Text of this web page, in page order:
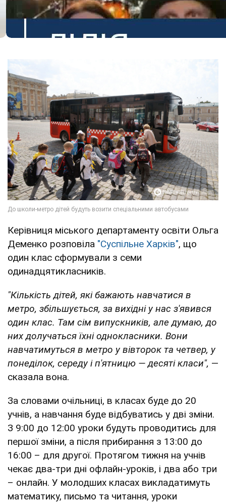
Керівниця міського департаменту освіти Ольга
Деменко розповіла "Суспільне Харків", що
один клас сформували з семи
одинадцятикласників.
"Кількість дітей, які бажають навчатися в
метро, збільшується, за вихідні у нас з'явився
один клас. Там сім випускників, але думаю, до
них долучаться їхні однокласники. Вони
навчатимуться в метро у вівторок та четвер, у
понеділок, середу і п'ятницю — десяті класи", —
сказала вона.
За словами очільниці, в класах буде до 20
учнів, а навчання буде відбуватись у дві зміни.
З 9:00 до 12:00 уроки будуть проводитись для
першої зміни, а після прибирання з 13:00 до
16:00 – для другої. Протягом тижня на учнів
чекає два-три дні офлайн-уроків, і два або три
– онлайн. У молодших класах викладатимуть
математику, письмо та читання, уроки